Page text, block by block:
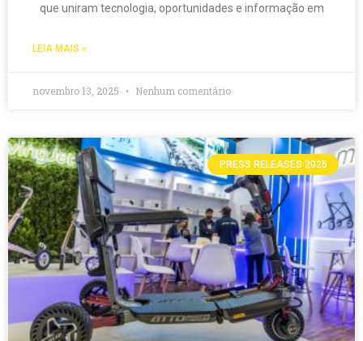
que uniram tecnologia, oportunidades e informação em
LEIA MAIS »
novembro 13, 2025 Nenhum comentário
PRESS RELEASES 2025